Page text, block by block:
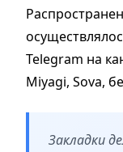
Telegram на
Miyagi, Sova,
Закладки